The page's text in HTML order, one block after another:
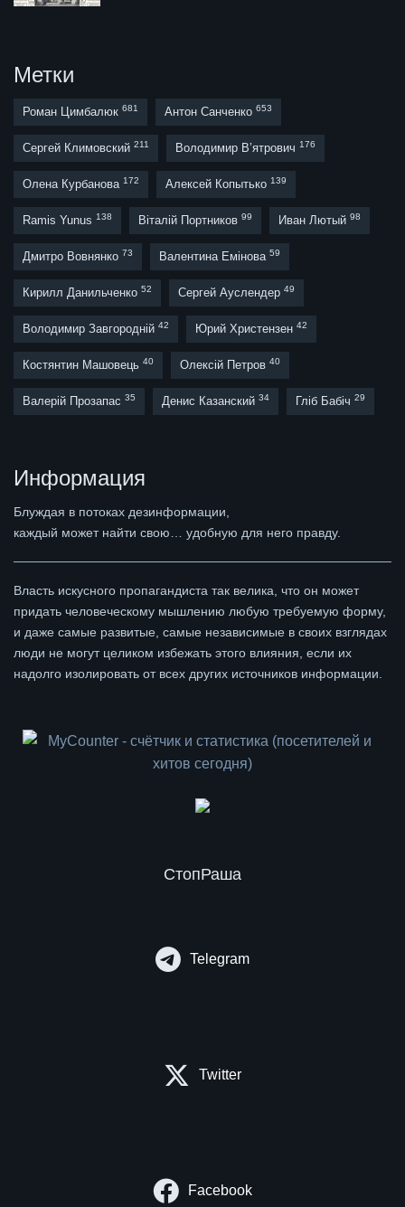
Метки
Роман Цимбалюк 681 Антон Санченко 653
Сергей Климовский 211 Володимир В’ятрович 176
Олена Курбанова 172 Алексей Копытько 139
Ramis Yunus 138 Віталій Портников 99 Иван Лютый 98
Дмитро Вовнянко 73 Валентина Емінова 59
Кирилл Данильченко 52 Сергей Ауслендер 49
Володимир Завгородній 42 Юрий Христензен 42
Костянтин Машовець 40 Олексій Петров 40
Валерій Прозапас 35 Денис Казанский 34 Гліб Бабіч 29
Информация
Блуждая в потоках дезинформации,
каждый может найти свою… удобную для него правду.
Власть искусного пропагандиста так велика, что он может
придать человеческому мышлению любую требуемую форму,
и даже самые развитые, самые независимые в своих взглядах
люди не могут целиком избежать этого влияния, если их
надолго изолировать от всех других источников информации.
СтопРаша
Telegram
Twitter
Facebook